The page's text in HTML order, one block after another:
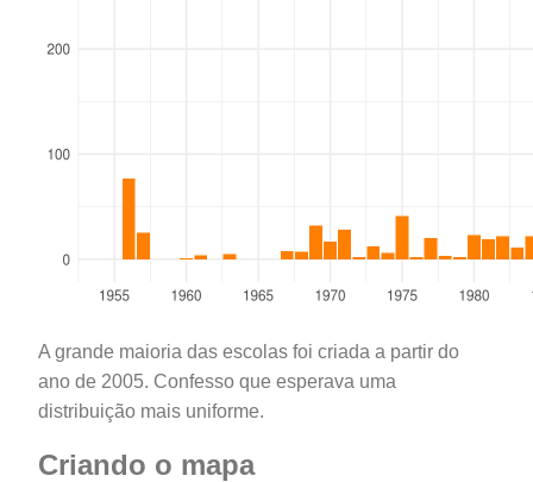
A grande maioria das escolas foi criada a partir do
ano de 2005. Confesso que esperava uma
distribuição mais uniforme.
Criando o mapa